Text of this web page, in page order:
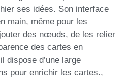
ses idées. Son interface
main, même pour les
des nœuds, de les relier
des cartes en
dispose d’une large
pour enrichir les cartes.,